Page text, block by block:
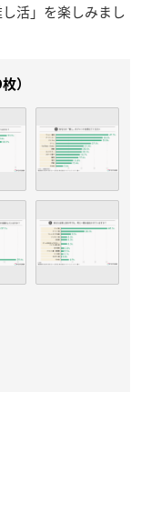
活」を楽しみまし
）